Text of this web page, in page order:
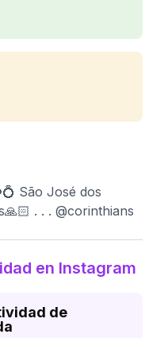
São José dos
. . . @corinthians
en Instagram
de